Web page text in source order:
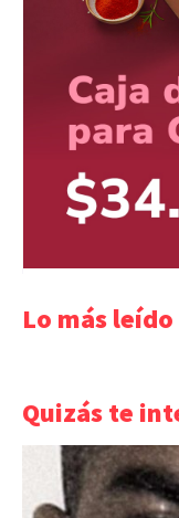
Lo más leído
Quizás te